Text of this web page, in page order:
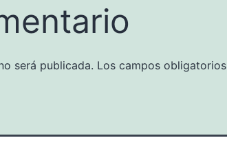
será publicada. Los campos obligatorios